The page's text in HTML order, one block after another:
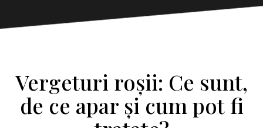
Vergeturi roșii: Ce sunt,
de ce apar și cum pot fi